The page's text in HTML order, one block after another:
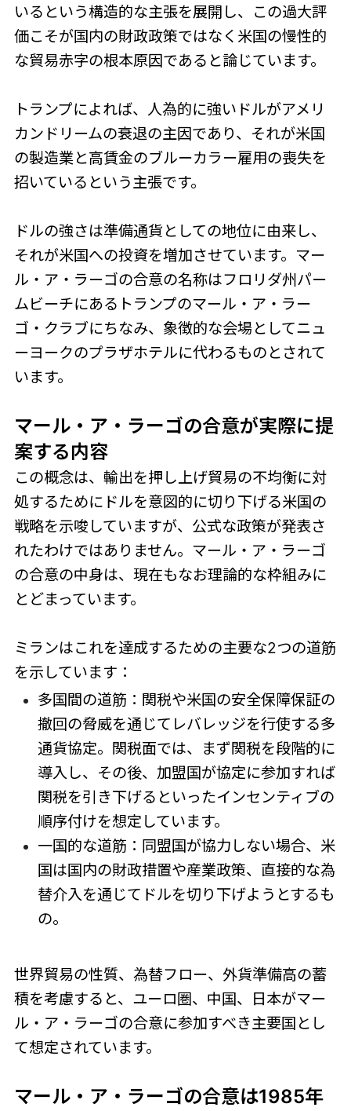
いるという構造的な主張を展開し、この過大評
価こそが国内の財政政策ではなく米国の慢性的
な貿易赤字の根本原因であると論じています。
トランプによれば、人為的に強いドルがアメリ
カンドリームの衰退の主因であり、それが米国
の製造業と高賃金のブルーカラー雇用の喪失を
招いているという主張です。
ドルの強さは準備通貨としての地位に由来し、
それが米国への投資を増加させています。マー
ル・ア・ラーゴの合意の名称はフロリダ州パー
ムビーチにあるトランプのマール・ア・ラー
ゴ・クラブにちなみ、象徴的な会場としてニュ
ーヨークのプラザホテルに代わるものとされて
います。
マール・ア・ラーゴの合意が実際に提
案する内容
この概念は、輸出を押し上げ貿易の不均衡に対
処するためにドルを意図的に切り下げる米国の
戦略を示唆していますが、公式な政策が発表さ
れたわけではありません。マール・ア・ラーゴ
の合意の中身は、現在もなお理論的な枠組みに
とどまっています。
ミランはこれを達成するための主要な2つの道筋
を示しています：
多国間の道筋：関税や米国の安全保障保証の
撤回の脅威を通じてレバレッジを行使する多
通貨協定。関税面では、まず関税を段階的に
導入し、その後、加盟国が協定に参加すれば
関税を引き下げるといったインセンティブの
順序付けを想定しています。
一国的な道筋：同盟国が協力しない場合、米
国は国内の財政措置や産業政策、直接的な為
替介入を通じてドルを切り下げようとするも
の。
世界貿易の性質、為替フロー、外貨準備高の蓄
積を考慮すると、ユーロ圏、中国、日本がマー
ル・ア・ラーゴの合意に参加すべき主要国とし
て想定されています。
マール・ア・ラーゴの合意は1985年